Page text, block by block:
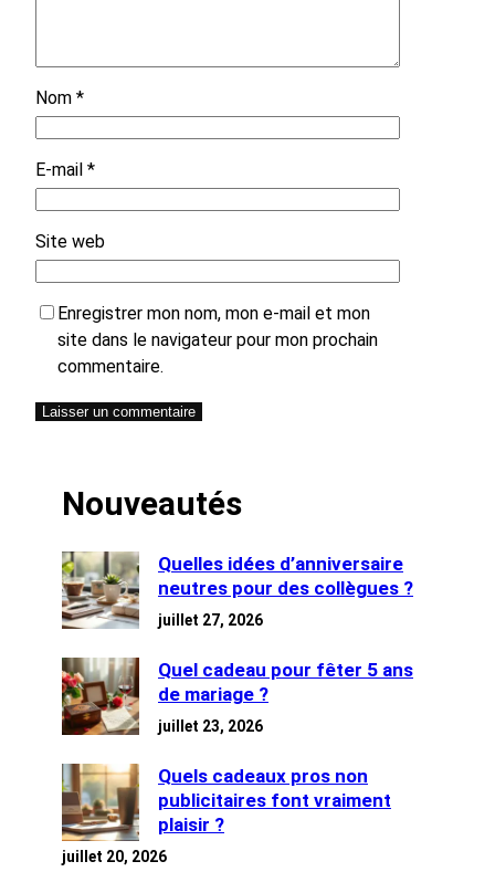
Nom *
E-mail *
Site web
Enregistrer mon nom, mon e-mail et mon
site dans le navigateur pour mon prochain
commentaire.
Nouveautés
Quelles idées d’anniversaire
neutres pour des collègues ?
juillet 27, 2026
Quel cadeau pour fêter 5 ans
de mariage ?
juillet 23, 2026
Quels cadeaux pros non
publicitaires font vraiment
plaisir ?
juillet 20, 2026